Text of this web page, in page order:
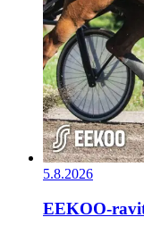
5.8.2026
EEKOO-